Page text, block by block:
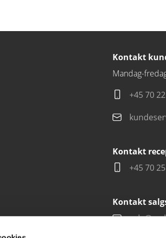
Kontakt
Mandag-
+45 70
Kontakt
+45 70
Kontakt